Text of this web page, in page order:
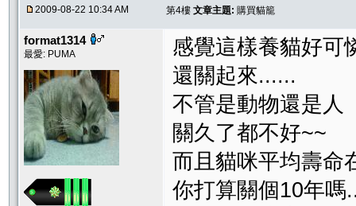
2009-08-22 10:34 AM 第4樓 文章主題: 購買貓籠
format1314
最愛: PUMA
感覺這樣養貓好可
還關起來......
不管是動物還是
關久了都不好~~
而且貓咪平均壽命
你打算關個10年嗎